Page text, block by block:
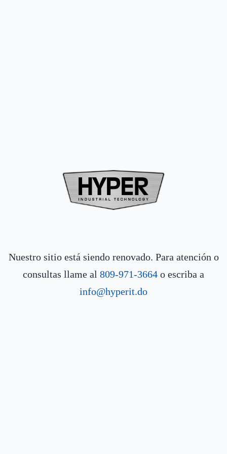
Nuestro sitio está siendo renovado. Para atención o
consultas llame al 809-971-3664 o escriba a
info@hyperit.do